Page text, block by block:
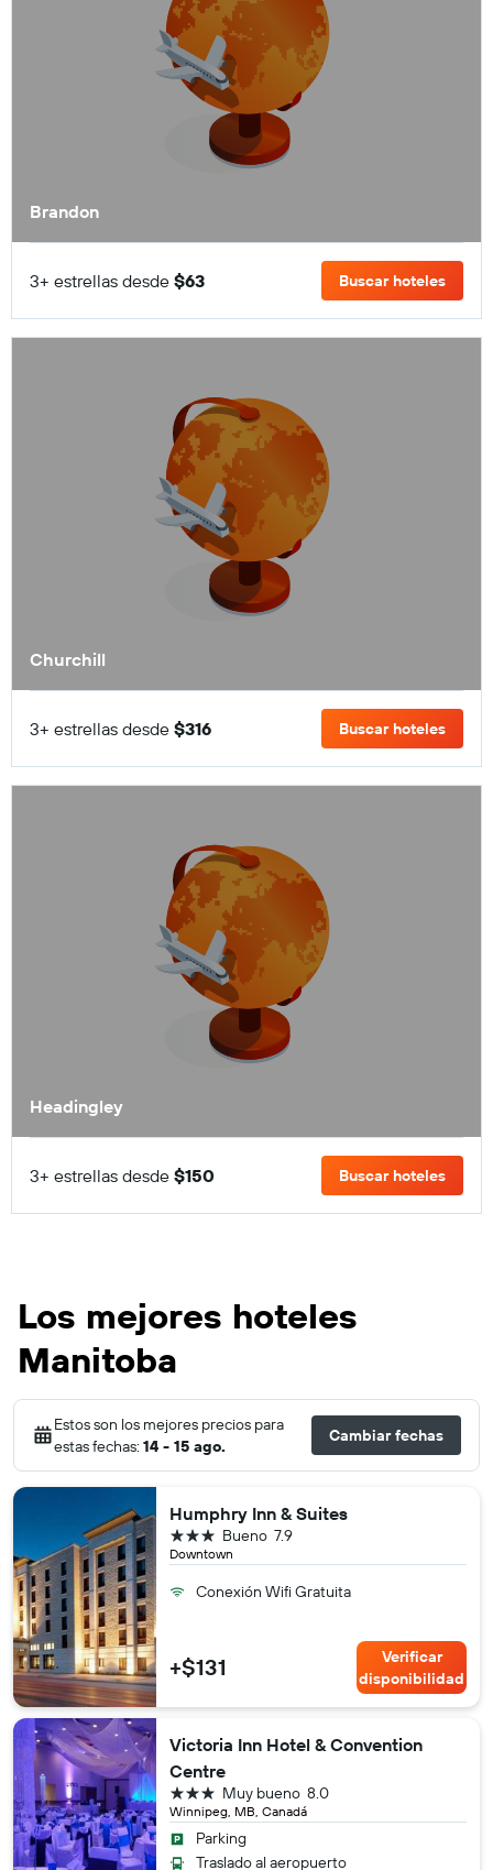
Brandon
3+ estrellas desde $63 Buscar hoteles
Churchill
3+ estrellas desde $316 Buscar hoteles
Headingley
3+ estrellas desde $150 Buscar hoteles
Los mejores hoteles
Manitoba
Estos son los mejores precios para
estas fechas: 14 - 15 ago.
Cambiar fechas
Humphry Inn & Suites
Downtown
7.9
Bueno
3 estrellas
Conexión Wifi Gratuita
+$131
Verificar
disponibilidad
Victoria Inn Hotel & Convention
Centre
Winnipeg, MB, Canadá
8.0
Muy bueno
3 estrellas
Parking
Traslado al aeropuerto